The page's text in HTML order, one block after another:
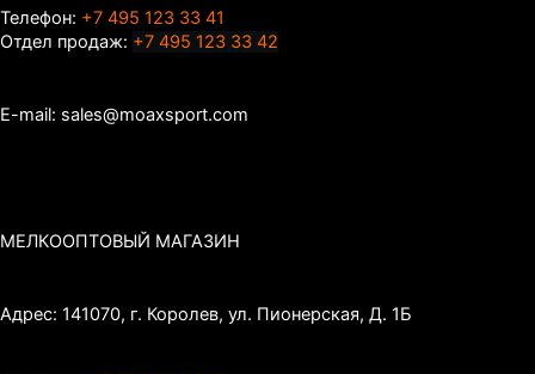
Телефон: +7 495 123 33 41
Отдел продаж: +7 495 123 33 42
E-mail: sales@moaxsport.com
МЕЛКООПТОВЫЙ МАГАЗИН
Адрес: 141070, г. Королев, ул. Пионерская, Д. 1Б